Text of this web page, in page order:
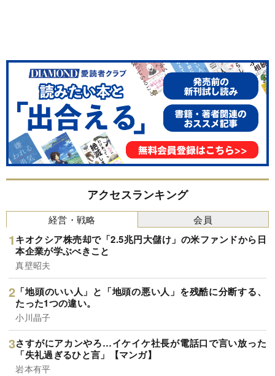
アクセスランキング
経営・戦略
キオクシア株売却で「2.5兆円大儲け」の米ファンドから日
本企業が学ぶべきこと
真壁昭夫
「地頭のいい人」と「地頭の悪い人」を残酷に分断する、
たった1つの違い。
小川晶子
さすがにアカンやろ…イケイケ社長が電話口で言い放った
「失礼過ぎるひと言」【マンガ】
岩本有平
会員